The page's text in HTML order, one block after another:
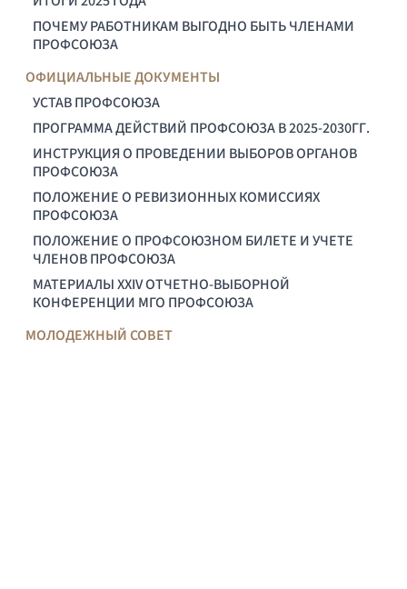
ПОЧЕМУ РАБОТНИКАМ ВЫГОДНО БЫТЬ ЧЛЕНАМИ
ПРОФСОЮЗА
ОФИЦИАЛЬНЫЕ ДОКУМЕНТЫ
УСТАВ ПРОФСОЮЗА
ПРОГРАММА ДЕЙСТВИЙ ПРОФСОЮЗА В 2025-2030ГГ.
ИНСТРУКЦИЯ О ПРОВЕДЕНИИ ВЫБОРОВ ОРГАНОВ
ПРОФСОЮЗА
ПОЛОЖЕНИЕ О РЕВИЗИОННЫХ КОМИССИЯХ
ПРОФСОЮЗА
ПОЛОЖЕНИЕ О ПРОФСОЮЗНОМ БИЛЕТЕ И УЧЕТЕ
ЧЛЕНОВ ПРОФСОЮЗА
МАТЕРИАЛЫ XXIV ОТЧЕТНО-ВЫБОРНОЙ
КОНФЕРЕНЦИИ МГО ПРОФСОЮЗА
МОЛОДЕЖНЫЙ СОВЕТ